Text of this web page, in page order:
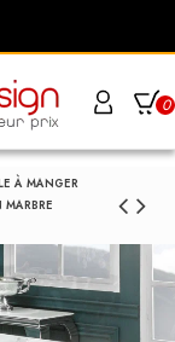
0
À MANGER